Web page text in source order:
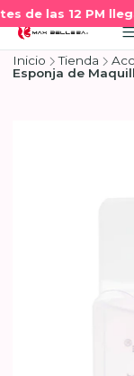
de las 12 PM
Inicio Tienda
Esponja de